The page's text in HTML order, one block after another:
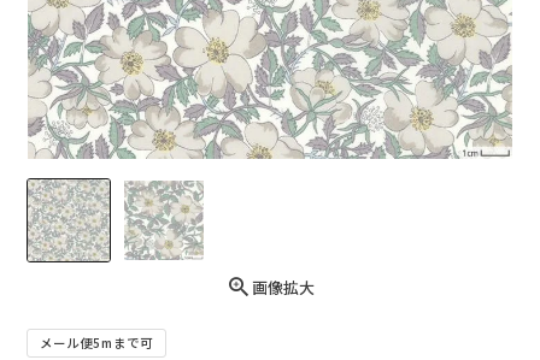
画像拡大
メール便5mまで可